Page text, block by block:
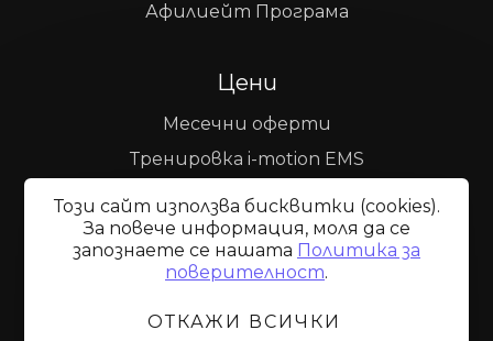
Афилиейт Програма
Цени
Месечни оферти
Тренировка i-motion EMS
Процедура i-shape Esthetic
Пресотерапия
Абонаменти
Този сайт използва бисквитки (cookies).
За повече информация, моля да се
запознаете се нашaтa Политика за
поверителност.
ОТКАЖИ ВСИЧКИ